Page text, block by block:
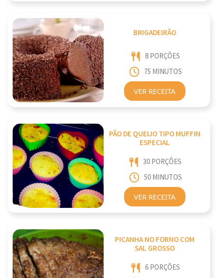
BRIGADEIRÃO
8 PORÇÕES
75 MINUTOS
VER RECEITA
PÃO DE QUEIJO TIPO MUFFIN
ESPECIAL
30 PORÇÕES
50 MINUTOS
VER RECEITA
PICANHA NO FORNO COM
SAL GROSSO
6 PORÇÕES